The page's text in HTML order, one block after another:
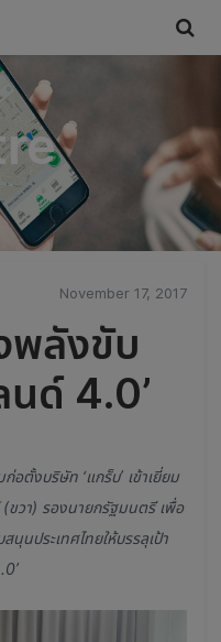
November 17, 2017
พลังขับ
นด์ 4.0’
อตั้งบริษัท ‘แกร็บ’ เข้าเยี่ยม
วา) รองนายกรัฐมนตรี เพื่อ
นประเทศไทยให้บรรลุเป้า